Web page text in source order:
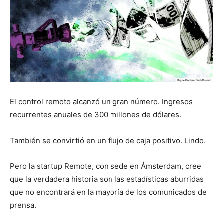
El control remoto alcanzó un gran número. Ingresos
recurrentes anuales de 300 millones de dólares.
También se convirtió en un flujo de caja positivo. Lindo.
Pero la startup Remote, con sede en Ámsterdam, cree
que la verdadera historia son las estadísticas aburridas
que no encontrará en la mayoría de los comunicados de
prensa.